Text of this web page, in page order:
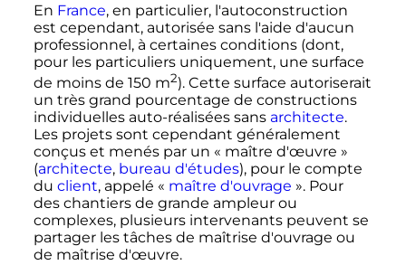
En France, en particulier, l'autoconstruction
est cependant, autorisée sans l'aide d'aucun
professionnel, à certaines conditions (dont,
pour les particuliers uniquement, une surface
de moins de 150 m2). Cette surface autoriserait
un très grand pourcentage de constructions
individuelles auto-réalisées sans architecte.
Les projets sont cependant généralement
conçus et menés par un « maître d'œuvre »
(architecte, bureau d'études), pour le compte
du client, appelé « maître d'ouvrage ». Pour
des chantiers de grande ampleur ou
complexes, plusieurs intervenants peuvent se
partager les tâches de maîtrise d'ouvrage ou
de maîtrise d'œuvre.